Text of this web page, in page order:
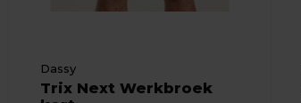
Dassy
Trix Next Werkbroek